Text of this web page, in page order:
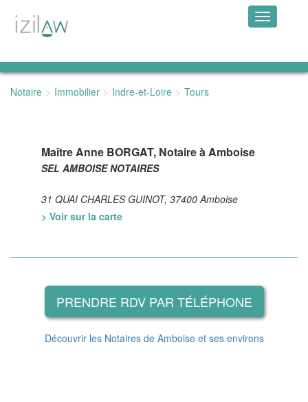
Toggle
navigation
Notaire Immobilier Indre-et-Loire Tours
Maître Anne BORGAT, Notaire à Amboise
SEL AMBOISE NOTAIRES
31 QUAI CHARLES GUINOT, 37400 Amboise
> Voir sur la carte
PRENDRE RDV PAR TÉLÉPHONE
Découvrir les Notaires de Amboise et ses environs